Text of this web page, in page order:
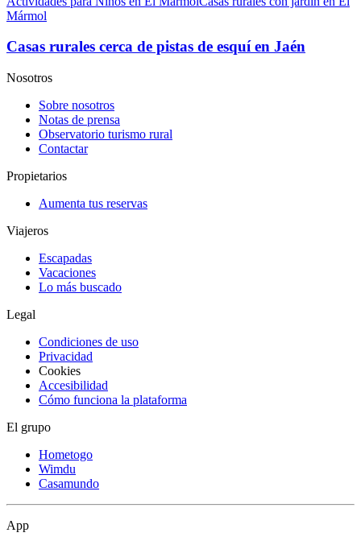
Mármol
Casas rurales cerca de pistas de esquí en Jaén
Nosotros
Sobre nosotros
Notas de prensa
Observatorio turismo rural
Contactar
Propietarios
Aumenta tus reservas
Viajeros
Escapadas
Vacaciones
Lo más buscado
Legal
Condiciones de uso
Privacidad
Cookies
Accesibilidad
Cómo funciona la plataforma
El grupo
Hometogo
Wimdu
Casamundo
App